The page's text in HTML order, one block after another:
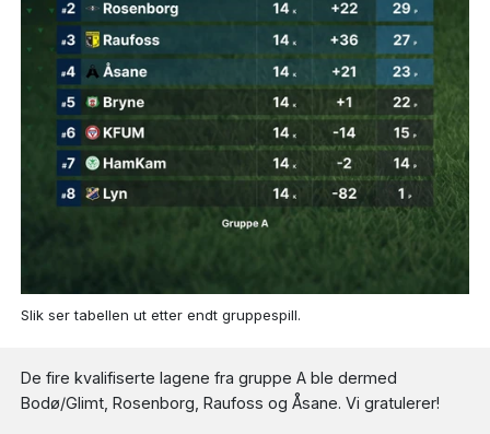
Slik ser tabellen ut etter endt gruppespill.
De fire kvalifiserte lagene fra gruppe A ble dermed
Bodø/Glimt, Rosenborg, Raufoss og Åsane. Vi gratulerer!